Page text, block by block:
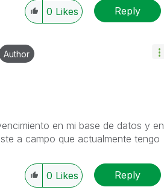
0 Likes Reply
Author
en mi base de datos y en
a campo que actualmente tengo
0 Likes Reply